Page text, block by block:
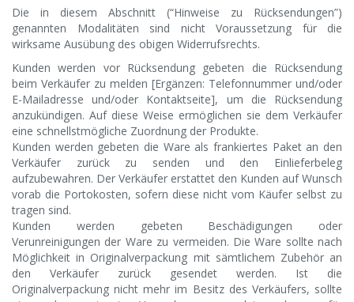
Die in diesem Abschnitt (“Hinweise zu Rücksendungen”)
genannten Modalitäten sind nicht Voraussetzung für die
wirksame Ausübung des obigen Widerrufsrechts.
Kunden werden vor Rücksendung gebeten die Rücksendung
beim Verkäufer zu melden [Ergänzen: Telefonnummer und/oder
E-Mailadresse und/oder Kontaktseite], um die Rücksendung
anzukündigen. Auf diese Weise ermöglichen sie dem Verkäufer
eine schnellstmögliche Zuordnung der Produkte.
Kunden werden gebeten die Ware als frankiertes Paket an den
Verkäufer zurück zu senden und den Einlieferbeleg
aufzubewahren. Der Verkäufer erstattet den Kunden auf Wunsch
vorab die Portokosten, sofern diese nicht vom Käufer selbst zu
tragen sind.
Kunden werden gebeten Beschädigungen oder
Verunreinigungen der Ware zu vermeiden. Die Ware sollte nach
Möglichkeit in Originalverpackung mit sämtlichem Zubehör an
den Verkäufer zurück gesendet werden. Ist die
Originalverpackung nicht mehr im Besitz des Verkäufers, sollte